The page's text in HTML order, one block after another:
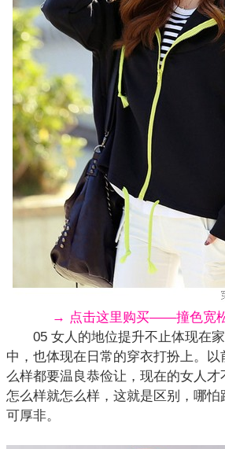
→ 点击这里购买——撞色宽
05 女人的地位提升不止体现在家
中，也体现在日常的穿衣打扮上。以
么样都要温良恭俭让，现在的女人才
怎么样就怎么样，这就是区别，哪
可厚非。